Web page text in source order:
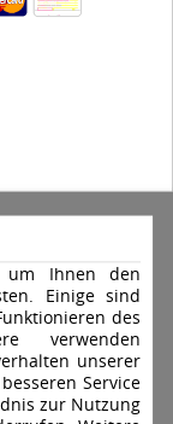
um Ihnen den
Einige sind
des
verwenden
unserer
Service
zur Nutzung